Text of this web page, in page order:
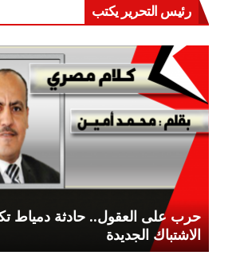
رئيس التحرير يكتب
حرب على العقول.. حادثة دمياط
الاشتباك الجديدة